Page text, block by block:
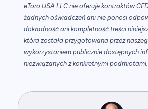
eToro USA LLC nie oferuje kontraktów
żadnych oświadczeń ani nie ponosi
dokładność ani kompletność treści
która została przygotowana przez
wykorzystaniem publicznie dostępnych
niezwiązanych z konkretnymi podmiotami.